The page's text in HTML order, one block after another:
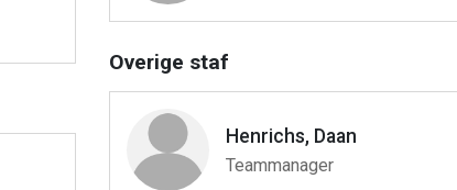
Overige staf
Henrichs, Daan
Teammanager